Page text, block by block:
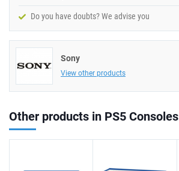
Do you have doubts? We advise you
Sony
View other products
Other products in PS5 Consoles